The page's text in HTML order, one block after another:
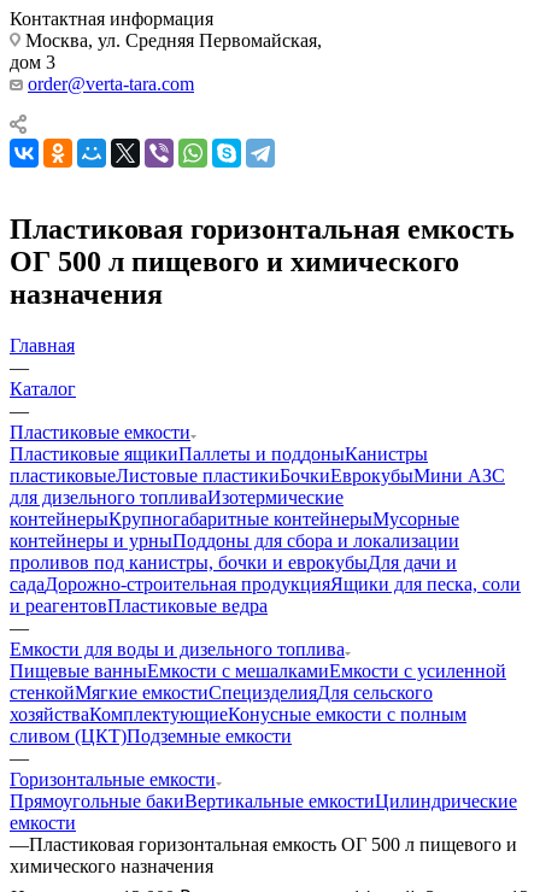
Контактная информация
Москва, ул. Средняя Первомайская,
дом 3
order@verta-tara.com
Пластиковая горизонтальная емкость
ОГ 500 л пищевого и химического
назначения
Главная
—
Каталог
—
Пластиковые емкости
Пластиковые ящикиПаллеты и поддоныКанистры
пластиковыеЛистовые пластикиБочкиЕврокубыМини АЗС
для дизельного топливаИзотермические
контейнерыКрупногабаритные контейнерыМусорные
контейнеры и урныПоддоны для сбора и локализации
проливов под канистры, бочки и еврокубыДля дачи и
садаДорожно-строительная продукцияЯщики для песка, соли
и реагентовПластиковые ведра
—
Емкости для воды и дизельного топлива
Пищевые ванныЕмкости с мешалкамиЕмкости с усиленной
стенкойМягкие емкостиСпецизделияДля сельского
хозяйстваКомплектующиеКонусные емкости с полным
сливом (ЦКТ)Подземные емкости
—
Горизонтальные емкости
Прямоугольные бакиВертикальные емкостиЦилиндрические
емкости
—Пластиковая горизонтальная емкость ОГ 500 л пищевого и
химического назначения